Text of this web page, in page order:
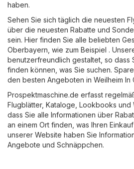
haben.
Sehen Sie sich täglich die neuesten
über die neuesten Rabatte und
sein. Hier finden Sie alle beliebten
Oberbayern, wie zum Beispiel .
benutzerfreundlich gestaltet, so dass
finden können, was Sie suchen.
den besten Angeboten in Weilheim In
Prospektmaschine.de erfasst
Flugblätter, Kataloge, Lookbooks
dass Sie alle Informationen über
an einem Ort finden, was Ihren
unserer Website haben Sie
Angebote und Schnäppchen.